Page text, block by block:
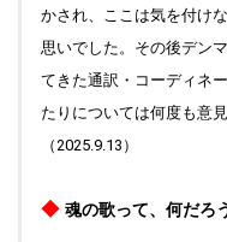
かされ、ここは気を付け
思いでした。その後デン
てきた通訳・コーディネ
たりについては何度も意
（2025.9.13）
◆ 魂の歌って、何だろ